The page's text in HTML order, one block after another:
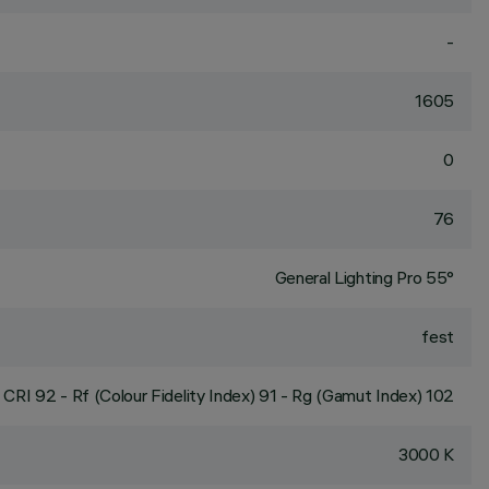
-
1605
0
76
General Lighting Pro 55°
fest
CRI92 - Rf (Colour Fidelity Index) 91 - Rg (Gamut Index) 102
3000 K